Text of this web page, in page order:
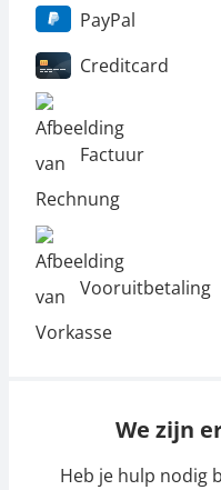
PayPal
Creditcard
Factuur
Vooruitbetaling
We zijn
Heb je hulp nodig